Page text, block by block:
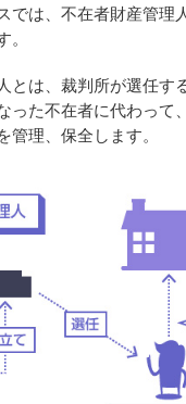
では、不在者財産管理
。
とは、裁判所が選任す
った不在者に代わって
管理、保全します。